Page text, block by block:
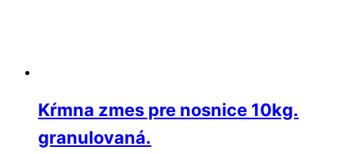
Kŕmna zmes pre nosnice 10kg.
granulovaná.